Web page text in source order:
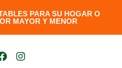
PARA SU HOGAR O
MAYOR Y MENOR​